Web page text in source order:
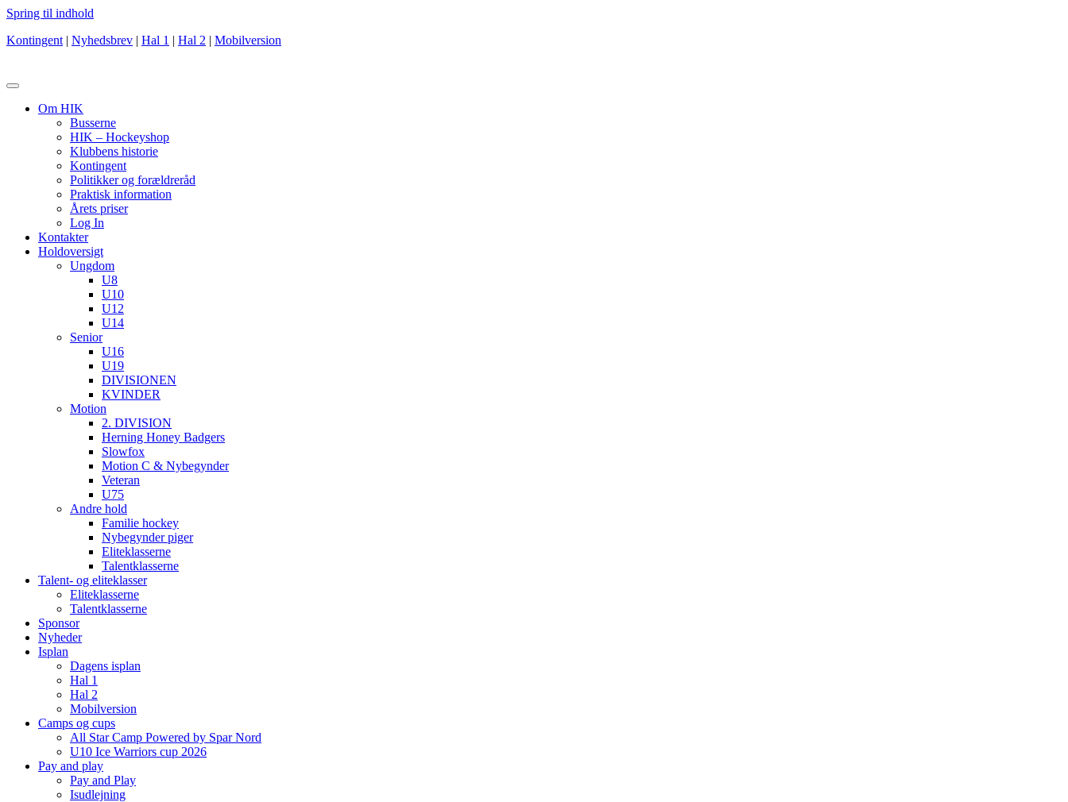
Spring til indhold
Kontingent | Nyhedsbrev | Hal 1 | Hal 2 | Mobilversion
Om HIK
Busserne
HIK – Hockeyshop
Klubbens historie
Kontingent
Politikker og forældreråd
Praktisk information
Årets priser
Log In
Kontakter
Holdoversigt
Ungdom
U8
U10
U12
U14
Senior
U16
U19
DIVISIONEN
KVINDER
Motion
2. DIVISION
Herning Honey Badgers
Slowfox
Motion C & Nybegynder
Veteran
U75
Andre hold
Familie hockey
Nybegynder piger
Eliteklasserne
Talentklasserne
Talent- og eliteklasser
Eliteklasserne
Talentklasserne
Sponsor
Nyheder
Isplan
Dagens isplan
Hal 1
Hal 2
Mobilversion
Camps og cups
All Star Camp Powered by Spar Nord
U10 Ice Warriors cup 2026
Pay and play
Pay and Play
Isudlejning